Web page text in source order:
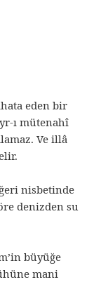
eden bir
ı mütenahî
Ve illâ
nisbetinde
denizden su
büyüğe
mani